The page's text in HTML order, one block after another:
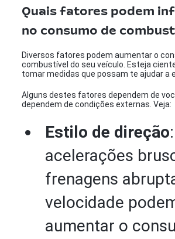
Quais fatores podem
no consumo de
Diversos fatores podem aumentar o
combustível do seu veículo. Esteja
tomar medidas que possam te ajudar a
Alguns destes fatores dependem de
dependem de condições externas. Veja:
Estilo de direção:
acelerações
frenagens
velocidade
aumentar o